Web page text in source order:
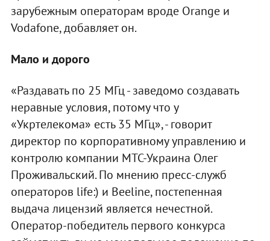
зарубежным операторам вроде Orange и
Vodafone, добавляет он.
Мало и дорого
«Раздавать по 25 МГц - заведомо создавать
неравные условия, потому что у
«Укртелекома» есть 35 МГц», - говорит
директор по корпоративному управлению и
контролю компании МТС-Украина Олег
Проживальский. По мнению пресс-служб
операторов life:) и Beeline, постепенная
выдача лицензий является нечестной.
Оператор-победитель первого конкурса